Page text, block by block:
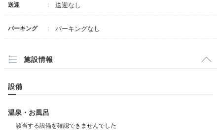
ヒータイム。2階劇場「浅草九劇」で公演が行われてい
る時は、オンライン配信を見られることも。演劇の熱量
に圧倒され、気持ちもぐんと上向きに。
Dinner
送迎 送迎なし
パーキング パーキングなし
施設情報
設備
温泉・お風呂